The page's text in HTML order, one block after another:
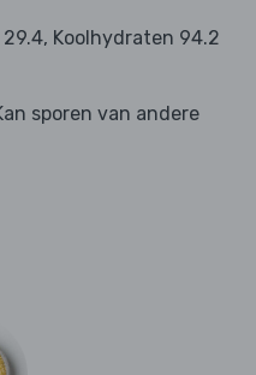
Koolhydraten 94.2
sporen van andere